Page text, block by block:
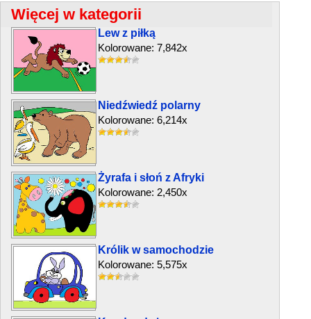
Więcej w kategorii
Lew z piłką
Kolorowane: 7,842x
Niedźwiedź polarny
Kolorowane: 6,214x
Żyrafa i słoń z Afryki
Kolorowane: 2,450x
Królik w samochodzie
Kolorowane: 5,575x